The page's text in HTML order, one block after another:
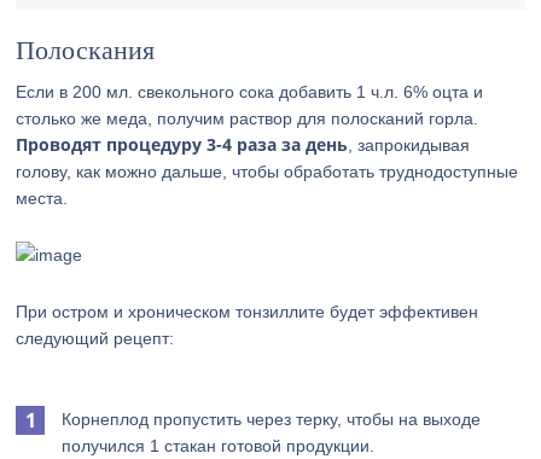
Полоскания
Если в 200 мл. свекольного сока добавить 1 ч.л. 6% оцта и
столько же меда, получим раствор для полосканий горла.
Проводят процедуру 3-4 раза за день , запрокидывая
голову, как можно дальше, чтобы обработать труднодоступные
места.
При остром и хроническом тонзиллите будет эффективен
следующий рецепт:
Корнеплод пропустить через терку, чтобы на выходе
получился 1 стакан готовой продукции.